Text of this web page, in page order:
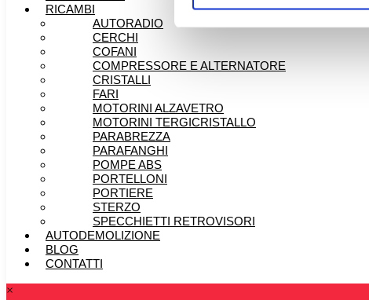
RICAMBI
AUTORADIO
CERCHI
COFANI
COMPRESSORE E ALTERNATORE
CRISTALLI
FARI
MOTORINI ALZAVETRO
MOTORINI TERGICRISTALLO
PARABREZZA
PARAFANGHI
POMPE ABS
PORTELLONI
PORTIERE
STERZO
SPECCHIETTI RETROVISORI
AUTODEMOLIZIONE
BLOG
CONTATTI
×